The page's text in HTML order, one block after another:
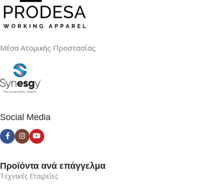
Μέσα Ατομικής Προστασίας
Social Media
Προϊόντα ανά επάγγελμα
Τεχνικές Εταιρείες